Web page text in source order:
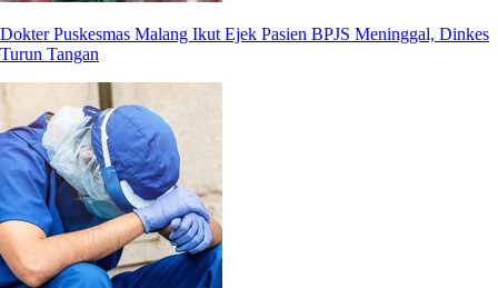
Dokter Puskesmas Malang Ikut Ejek Pasien BPJS Meninggal, Dinkes
Turun Tangan